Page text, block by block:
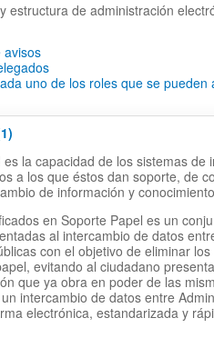
estructura de administración
avisos
uno de los roles que se pueden
la capacidad de los sistemas de
a los que éstos dan soporte, de
de información y
en Soporte Papel es un
al intercambio de datos
con el objetivo de eliminar
evitando al ciudadano
que ya obra en poder de las
intercambio de datos entre
electrónica, estandarizada y